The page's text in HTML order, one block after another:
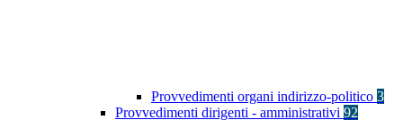
Provvedimenti organi indirizzo-politico 3
Provvedimenti dirigenti - amministrativi 92